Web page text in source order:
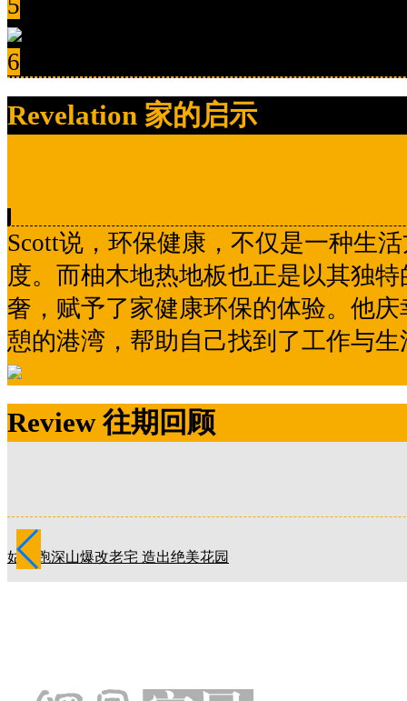
5
6
Revelation 家的启示
Scott说，环保健康，不仅是一种生
度。而柚木地热地板也正是以其独
奢，赋予了家健康环保的体验。他
憩的港湾，帮助自己找到了工作与
Review 往期回顾
姑娘跑深山爆改老宅 造出绝美花园